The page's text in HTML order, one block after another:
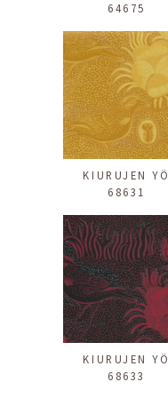
64675
KIURUJEN YÖ
68631
KIURUJEN YÖ
68633